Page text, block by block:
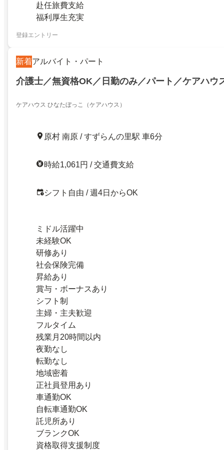
赴任旅費支給
福利厚生充実
登録エントリー
新着アルバイト・パート
介護士／無資格OK／日勤のみ／パート／ケアハウ
ケアハウス ひなたぼっこ（ケアハウス）
原村 南原 / すずらんの里駅 車6分
時給1,061円 / 交通費支給
シフト自由 / 週4日からOK
ミドル活躍中
未経験OK
研修あり
社会保険完備
昇給あり
賞与・ボーナスあり
シフト制
主婦・主夫歓迎
フルタイム
残業月20時間以内
夜勤なし
転勤なし
地域密着
正社員登用あり
車通勤OK
自転車通勤OK
託児所あり
ブランクOK
資格取得支援制度